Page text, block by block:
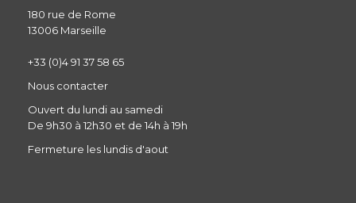
180 rue de Rome
13006 Marseille
+33 (0)4 91 37 58 65
Nous contacter
Ouvert du lundi au samedi
De 9h30 à 12h30 et de 14h à 19h
Fermeture les lundis d'aout